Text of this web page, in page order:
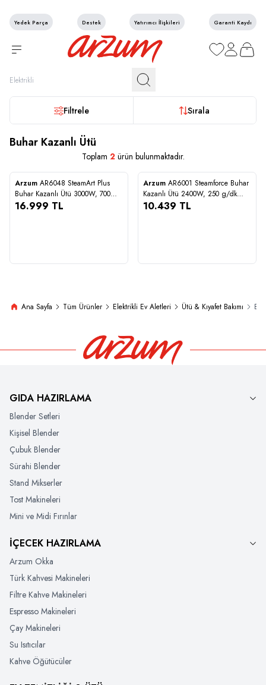
Yedek Parça Destek Yatırımcı İlişkileri Garanti Kaydı
Favorilerim
Hesabım
Sepetim
Filtrele Sırala
Buhar Kazanlı Ütü
Toplam 2ürün bulunmaktadır.
Karşılaştır
Yeni
Arzum AR6048 SteamArt Plus
Buhar Kazanlı Ütü 3000W, 700
g/dk Şok Buhar Gücü, 1.5 L Su
16.999 TL
Karşılaştır
STOĞA GELİNCE HABER VER
Arzum AR6001 Steamforce Buhar
Kazanlı Ütü 2400W, 250 g/dk
Buhar Gücü, Misty
10.439 TL
Ana Sayfa Tüm Ürünler Elektrikli Ev Aletleri Ütü & Kıyafet Bakımı
GIDA HAZIRLAMA
Blender Setleri
Kişisel Blender
Çubuk Blender
Sürahi Blender
Stand Mikserler
Tost Makineleri
Mini ve Midi Fırınlar
İÇECEK HAZIRLAMA
Arzum Okka
Türk Kahvesi Makineleri
Filtre Kahve Makineleri
Espresso Makineleri
Çay Makineleri
Su Isıtıcılar
Kahve Öğütücüler